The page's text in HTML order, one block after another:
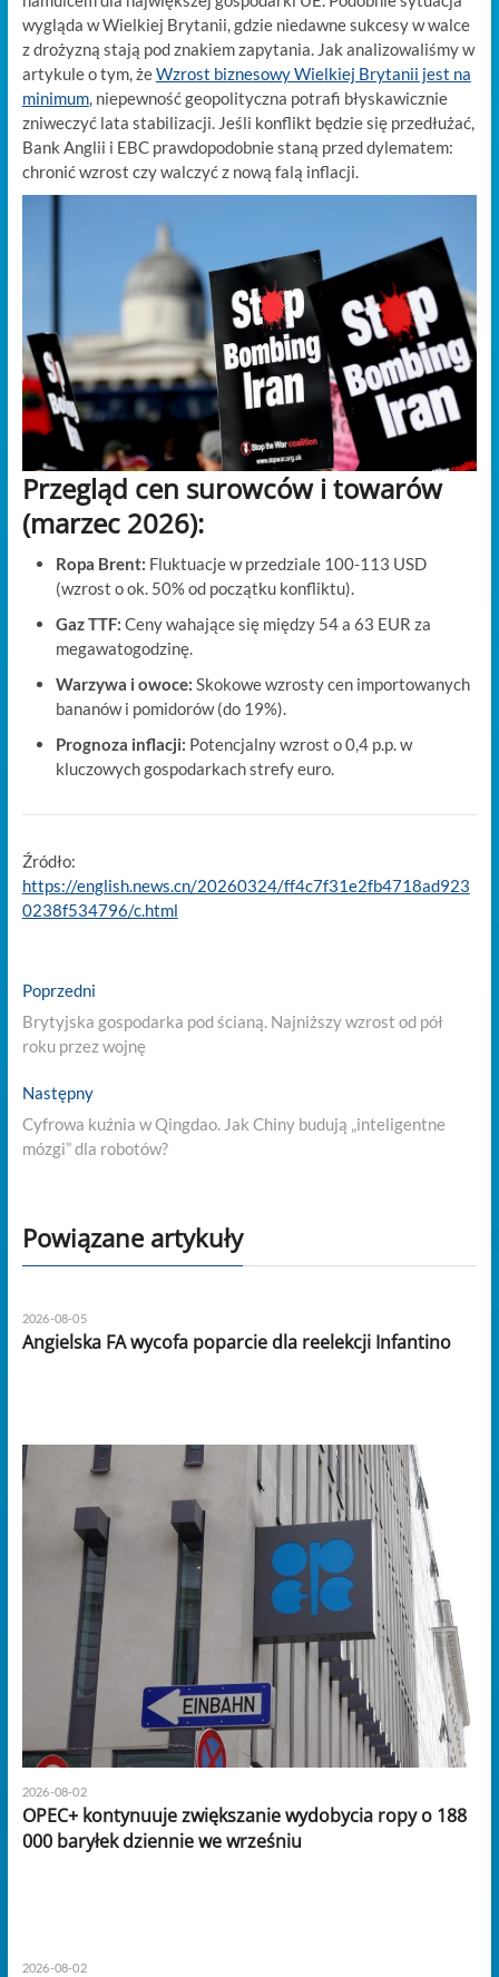
wygląda w Wielkiej Brytanii, gdzie niedawne sukcesy w walce
z drożyzną stają pod znakiem zapytania. Jak analizowaliśmy w
artykule o tym, żeWzrost biznesowy Wielkiej Brytanii jest na
minimum, niepewność geopolityczna potrafi błyskawicznie
zniweczyć lata stabilizacji. Jeśli konflikt będzie się przedłużać,
Bank Anglii i EBC prawdopodobnie staną przed dylematem:
chronić wzrost czy walczyć z nową falą inflacji.
Przegląd cen surowców i towarów
(marzec 2026):
Ropa Brent: Fluktuacje w przedziale 100-113 USD
(wzrost o ok. 50% od początku konfliktu).
Gaz TTF: Ceny wahające się między 54 a 63 EUR za
megawatogodzinę.
Warzywa i owoce: Skokowe wzrosty cen importowanych
bananów i pomidorów (do 19%).
Prognoza inflacji: Potencjalny wzrost o 0,4 p.p. w
kluczowych gospodarkach strefy euro.
Źródło:
https://english.news.cn/20260324/ff4c7f31e2fb4718ad923
0238f534796/c.html
Nawigacja
wpisu
PoprzedniPrevious
Brytyjska gospodarka pod ścianą. Najniższy wzrost od pół
roku przez wojnę
NastępnyNext
post:
Cyfrowa kuźnia w Qingdao. Jak Chiny budują „inteligentne
mózgi” dla robotów?
Powiązane artykuły
2026-08-05
Angielska FA wycofa poparcie dla reelekcji Infantino
2026-08-02
OPEC+ kontynuuje zwiększanie wydobycia ropy o 188
000 baryłek dziennie we wrześniu
2026-08-02